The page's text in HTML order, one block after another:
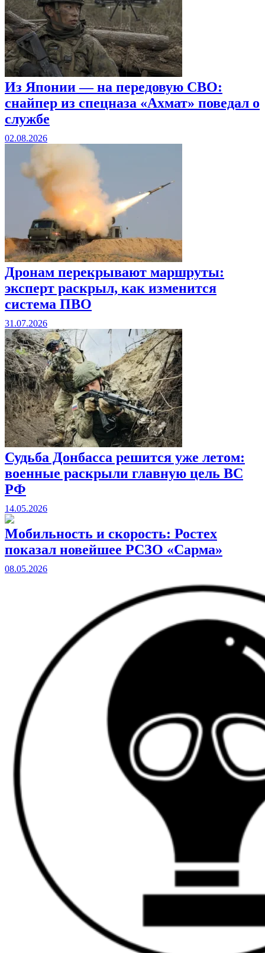
Из Японии — на передовую СВО:
снайпер из спецназа «Ахмат» поведал о
службе
02.08.2026
Дронам перекрывают маршруты:
эксперт раскрыл, как изменится
система ПВО
31.07.2026
Судьба Донбасса решится уже летом:
военные раскрыли главную цель ВС
РФ
14.05.2026
Мобильность и скорость: Ростех
показал новейшее РСЗО «Сарма»
08.05.2026